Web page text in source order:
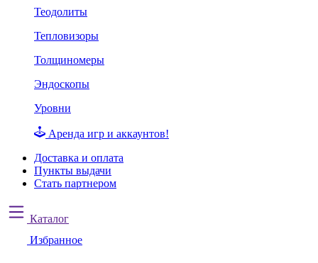
Теодолиты
Тепловизоры
Толщиномеры
Эндоскопы
Уровни
Аренда игр и аккаунтов!
Доставка и оплата
Пункты выдачи
Стать партнером
Каталог
Избранное